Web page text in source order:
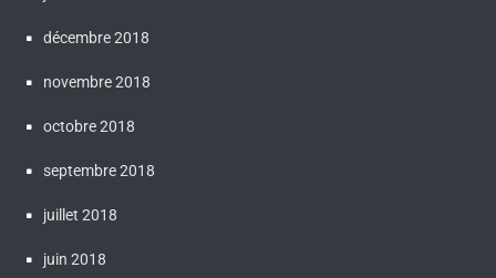
décembre 2018
novembre 2018
octobre 2018
septembre 2018
juillet 2018
juin 2018